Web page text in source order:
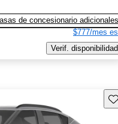
de concesionario adicionales
$777/mes
Verif. disponibilidad